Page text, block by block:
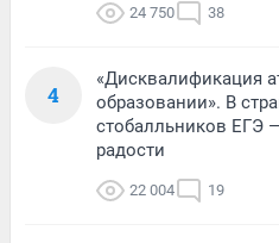
24 750 38
4
«Дисквалификация
образовании». В
стобалльников ЕГЭ
радости
22 004 19